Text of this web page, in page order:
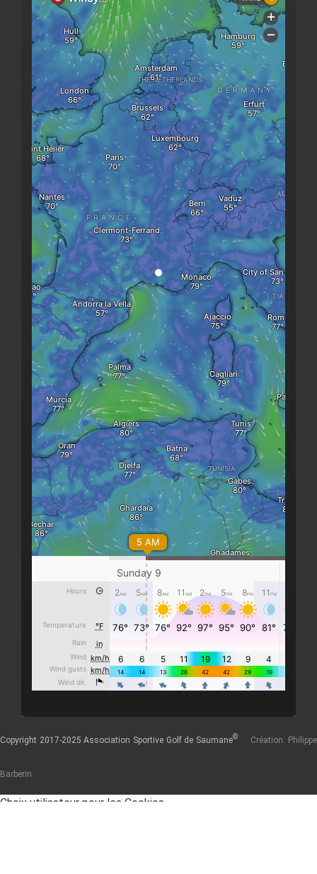
Copyright 2017-2025 Association Sportive Golf de Saumane© Création: Philippe
Barberin
Choix utilisateur pour les Cookies